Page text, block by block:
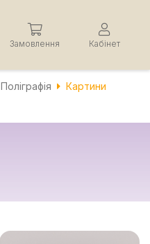
Замовлення Кабінет
Поліграфія Картини